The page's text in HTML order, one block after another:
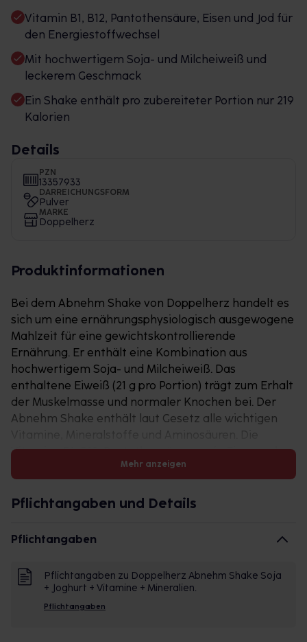
Vitamin B1, B12, Pantothensäure, Eisen und Jod für
den Energiestoffwechsel
Mit hochwertigem Soja- und Milcheiweiß und
leckerem Geschmack
Ein Shake enthält pro zubereiteter Portion nur 219
Kalorien
Details
PZN
13357933
DARREICHUNGSFORM
Pulver
MARKE
Doppelherz
Produktinformationen
Bei dem Abnehm Shake von Doppelherz handelt es
sich um eine ernährungsphysiologisch ausgewogene
Mahlzeit für eine gewichtskontrollierende
Ernährung. Er enthält eine Kombination aus
hochwertigem Soja- und Milcheiweiß. Das
enthaltene Eiweiß (21 g pro Portion) trägt zum Erhalt
der Muskelmasse und normaler Knochen bei. Der
Abnehm Shake enthält laut Gesetz alle wichtigen
Vitamine B1, B12, Pantothensäure sowie Eisen und
Jod leisten einen Beitrag zum normalen
normalen Eiweiß- und Glykogenstoffwechsel.
Energiestoffwechsel bei. Für die Gewichtskontrolle:
Rahmen einer kalorienarmen Ernährung durch den
Doppelherz Abnehm Shake trägt dazu bei, das
Mehr anzeigen
Pflichtangaben und Details
Pflichtangaben
Pflichtangaben zu Doppelherz Abnehm Shake Soja
+ Joghurt + Vitamine + Mineralien.
Pflichtangaben